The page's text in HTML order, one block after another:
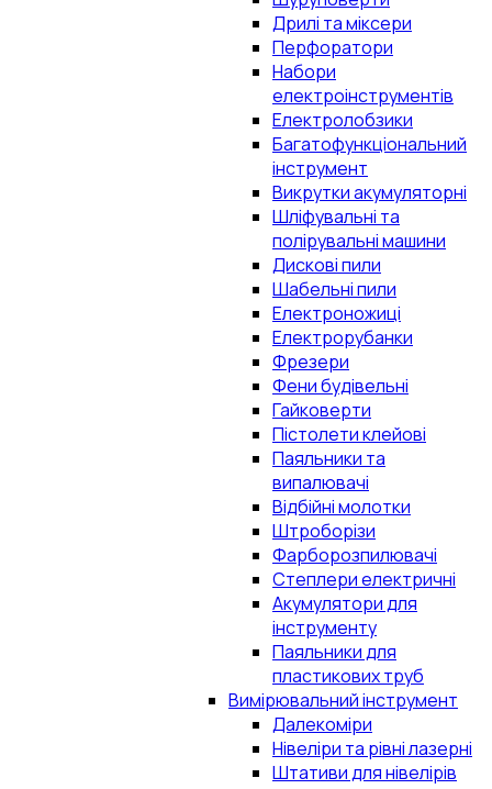
Дрилі та міксери
Перфоратори
Набори
електроінструментів
Електролобзики
Багатофункціональний
інструмент
Викрутки акумуляторні
Шліфувальні та
полірувальні машини
Дискові пили
Шабельні пили
Електроножиці
Електрорубанки
Фрезери
Фени будівельні
Гайковерти
Пістолети клейові
Паяльники та
випалювачі
Відбійні молотки
Штроборізи
Фарборозпилювачі
Степлери електричні
Акумулятори для
інструменту
Паяльники для
пластикових труб
Вимірювальний інструмент
Далекоміри
Нівеліри та рівні лазерні
Штативи для нівелірів